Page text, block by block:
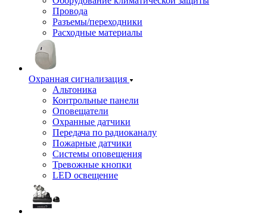
Провода
Разъемы/переходники
Расходные материалы
Охранная сигнализация
Альтоника
Контрольные панели
Оповещатели
Охранные датчики
Передача по радиоканалу
Пожарные датчики
Системы оповещения
Тревожные кнопки
LED освещение